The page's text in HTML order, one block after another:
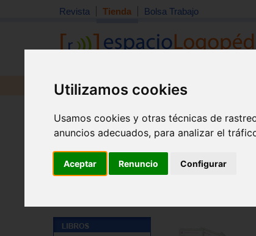
Utilizamos cookies
Usamos cookies y otras técnicas de
anuncios adecuados, para analizar el
Aceptar Renuncio Configurar
Revista Tienda Bolsa Trabajo
Revista Libros Material